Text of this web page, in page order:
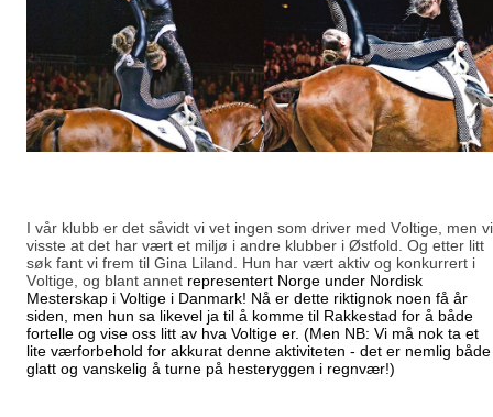
I vår klubb er det såvidt vi vet ingen som driver med Voltige, men vi
visste at det har vært et miljø i andre klubber i Østfold. Og etter litt
søk fant vi frem til Gina Liland. Hun har vært aktiv og konkurrert i
Voltige, og blant annet representert Norge under Nordisk
Mesterskap i Voltige i Danmark! Nå er dette riktignok noen få år
siden, men hun sa likevel ja til å komme til Rakkestad for å både
fortelle og vise oss litt av hva Voltige er. (Men NB: Vi må nok ta et
lite værforbehold for akkurat denne aktiviteten - det er nemlig både
glatt og vanskelig å turne på hesteryggen i regnvær!)